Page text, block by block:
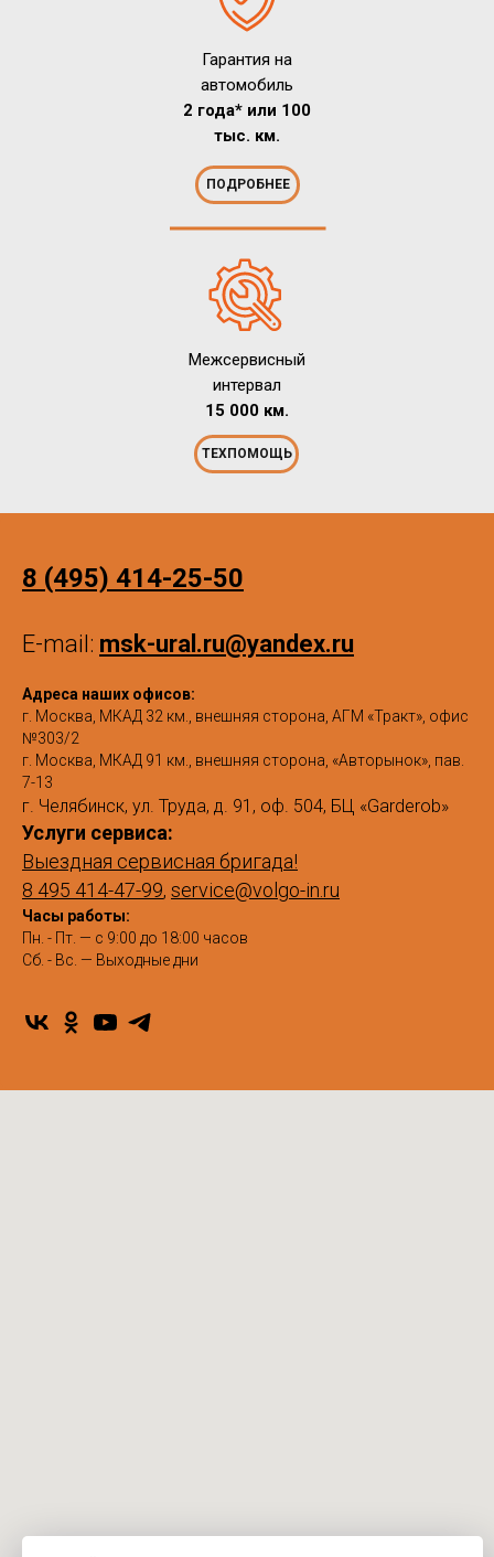
Гарантия на
автомобиль
2 года* или 100
тыс. км.
Межсервисный
интервал
15 000 км.
ПОДРОБНЕЕ
ТЕХПОМОЩЬ
8 (495) 414-25-50
E-mail: msk-ural.ru@yandex.ru
Адреса наших офисов:
г. Москва, МКАД 32 км., внешняя сторона, АГМ «Тракт», офис
№303/2
г. Москва, МКАД 91 км., внешняя сторона, «Авторынок», пав.
7-13
г. Челябинск, ул. Труда, д. 91, оф. 504, БЦ «Garderob»
Услуги сервиса:
Выездная сервисная бригада!
8 495 414-47-99, service@volgo-in.ru
Часы работы:
Пн. - Пт. — с 9:00 до 18:00 часов
Сб. - Вс. — Выходные дни